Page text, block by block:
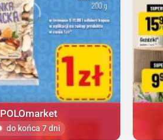
POLOmarket
do końca 7 dni